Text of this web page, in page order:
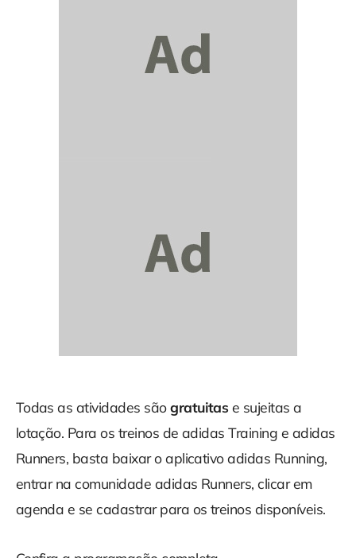
Todas as atividades sãogratuitas e sujeitas a
lotação. Para os treinos de adidas Training e adidas
Runners, basta baixar o aplicativo adidas Running,
entrar na comunidade adidas Runners, clicar em
agenda e se cadastrar para os treinos disponíveis.